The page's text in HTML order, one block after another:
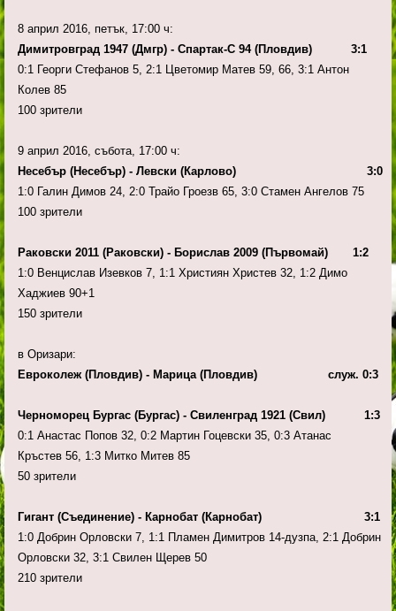
8 април 2016, петък, 17:00 ч:
Димитровград 1947 (Дмгр) - Спартак-С 94 (Пловдив) 3:1
0:1 Георги Стефанов 5, 2:1 Цветомир Матев 59, 66, 3:1 Антон
Колев 85
100 зрители
9 април 2016, събота, 17:00 ч:
Несебър (Несебър) - Левски (Карлово) 3:0
1:0 Галин Димов 24, 2:0 Трайо Гроезв 65, 3:0 Стамен Ангелов 75
100 зрители
Раковски 2011 (Раковски) - Борислав 2009 (Първомай) 1:2
1:0 Венцислав Изевков 7, 1:1 Християн Христев 32, 1:2 Димо
Хаджиев 90+1
150 зрители
в Оризари:
Евроколеж (Пловдив) - Марица (Пловдив) служ. 0:3
Черноморец Бургас (Бургас) - Свиленград 1921 (Свил) 1:3
0:1 Анастас Попов 32, 0:2 Мартин Гоцевски 35, 0:3 Атанас
Кръстев 56, 1:3 Митко Митев 85
50 зрители
Гигант (Съединение) - Карнобат (Карнобат) 3:1
1:0 Добрин Орловски 7, 1:1 Пламен Димитров 14-дузпа, 2:1 Добрин
Орловски 32, 3:1 Свилен Щерев 50
210 зрители